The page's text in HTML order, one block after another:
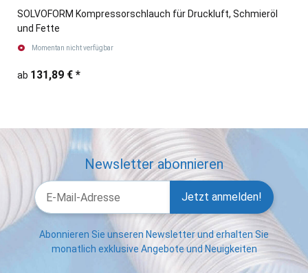
SOLVOFORM Kompressorschlauch für Druckluft, Schmieröl
und Fette
Momentan nicht verfügbar
ab 131,89 € *
Newsletter abonnieren
Jetzt anmelden!
Abonnieren Sie unseren Newsletter und erhalten Sie
monatlich exklusive Angebote und Neuigkeiten